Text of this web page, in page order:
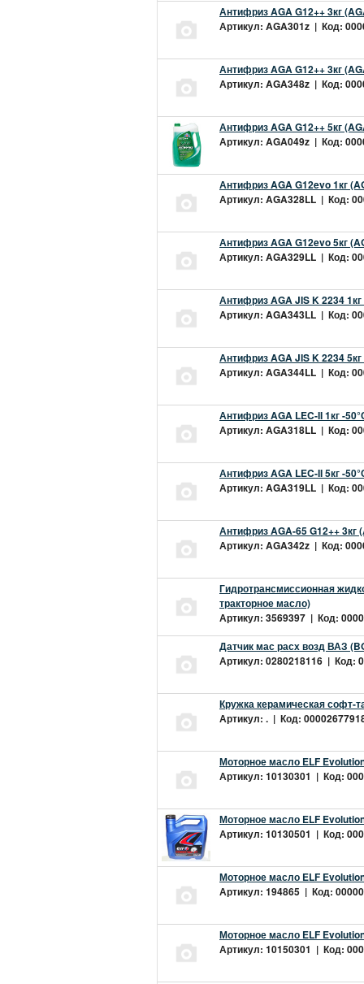
Антифриз AGA G12++ 3кг
Артикул: AGA301z | Код:
Антифриз AGA G12++ 3кг
Артикул: AGA348z | Код:
Антифриз AGA G12++ 5кг
Артикул: AGA049z | Код:
Антифриз AGA G12evo 1кг
Артикул: AGA328LL | Код:
Антифриз AGA G12evo 5кг
Артикул: AGA329LL | Код:
Антифриз AGA JIS K 2234
Артикул: AGA343LL | Код:
Антифриз AGA JIS K 2234
Артикул: AGA344LL | Код:
Антифриз AGA LEC-II 1кг -
Артикул: AGA318LL | Код:
Антифриз AGA LEC-II 5кг -
Артикул: AGA319LL | Код:
Антифриз AGA-65 G12++ 3кг
Артикул: AGA342z | Код:
Гидротрансмиссионная
тракторное масло)
Артикул: 3569397 | Код:
Датчик мас расх возд ВАЗ
Артикул: 0280218116 | Код:
Кружка керамическая софт-
Артикул: . | Код:
Моторное масло ELF
Артикул: 10130301 | Код:
Моторное масло ELF
Артикул: 10130501 | Код:
Моторное масло ELF
Артикул: 194865 | Код:
Моторное масло ELF
Артикул: 10150301 | Код: